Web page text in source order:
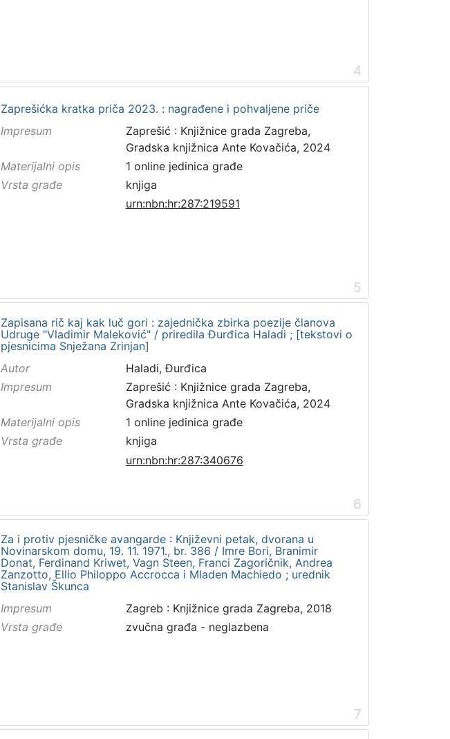
4
Zaprešićka kratka priča 2023. : nagrađene i pohvaljene priče
Impresum
Zaprešić : Knjižnice grada Zagreba,
Gradska knjižnica Ante Kovačića, 2024
Materijalni opis
1 online jedinica građe
Vrsta građe
knjiga
urn:nbn:hr:287:219591
5
Zapisana rič kaj kak luč gori : zajednička zbirka poezije članova
Udruge "Vladimir Maleković" / priredila Đurđica Haladi ; [tekstovi o
pjesnicima Snježana Zrinjan]
Autor
Haladi, Đurđica
Impresum
Zaprešić : Knjižnice grada Zagreba,
Gradska knjižnica Ante Kovačića, 2024
Materijalni opis
1 online jedinica građe
Vrsta građe
knjiga
urn:nbn:hr:287:340676
6
Za i protiv pjesničke avangarde : Književni petak, dvorana u
Novinarskom domu, 19. 11. 1971., br. 386 / Imre Bori, Branimir
Donat, Ferdinand Kriwet, Vagn Steen, Franci Zagoričnik, Andrea
Zanzotto, Ellio Philoppo Accrocca i Mladen Machiedo ; urednik
Stanislav Škunca
Impresum
Zagreb : Knjižnice grada Zagreba, 2018
Vrsta građe
zvučna građa - neglazbena
7